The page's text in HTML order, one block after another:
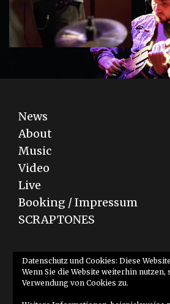
News
About
Music
Video
Live
Booking / Impressum
SCRAPTONES
Bandcamp
YouTubeSoundCloud
Datenschutz und Cookies: Diese
Wenn Sie die Website weiterhin nutzen,
Verwendung von Cookies zu.